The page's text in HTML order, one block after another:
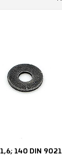
1,6; 140 DIN 9021